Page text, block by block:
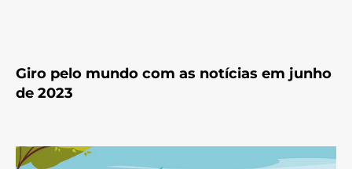
Giro pelo mundo com as notícias em junho
de 2023